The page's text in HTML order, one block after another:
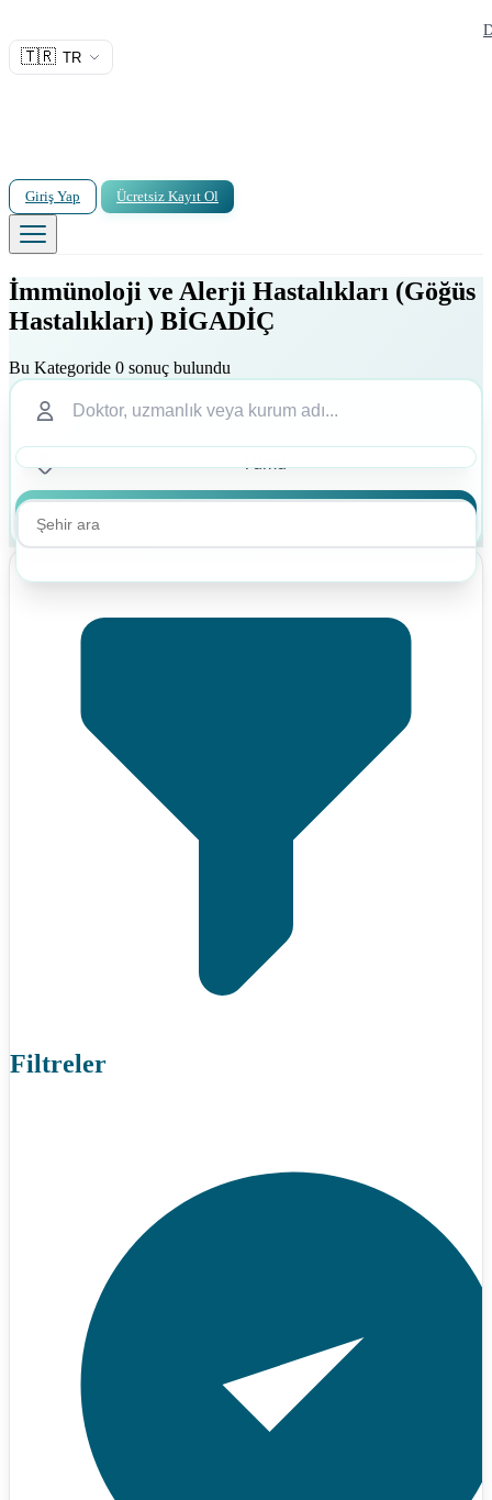
🇹🇷 TR
Giriş Yap Ücretsiz Kayıt Ol
İmmünoloji ve Alerji Hastalıkları (Göğüs
Hastalıkları) BİGADİÇ
Bu Kategoride 0 sonuç bulundu
Filtreler